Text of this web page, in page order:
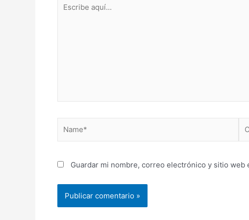
aquí...
Guardar mi nombre, correo electrónico y sitio web